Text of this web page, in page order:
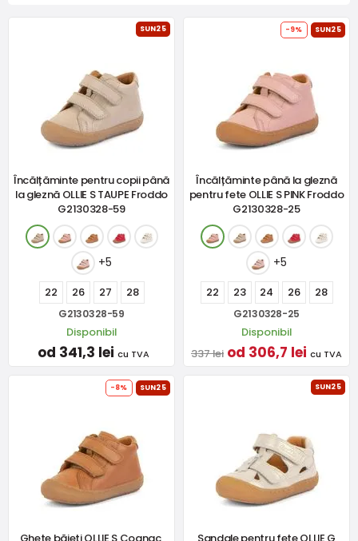
SUN25
Încălțăminte pentru copii până
la gleznă OLLIE S TAUPE Froddo
G2130328-59
+5
22 26 27 28
G2130328-59
Disponibil
od 341,3 lei cu TVA
-9% SUN25
Încălțăminte până la gleznă
pentru fete OLLIE S PINK Froddo
G2130328-25
+5
22 23 24 26 28
G2130328-25
Disponibil
337 lei od 306,7 lei cu TVA
-8% SUN25 SUN25